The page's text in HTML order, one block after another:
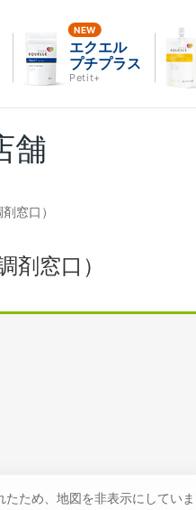
エクエル
プチプラス
Petit+
舗
窓口）
剤窓口）
ため、地図を非表示にしていま